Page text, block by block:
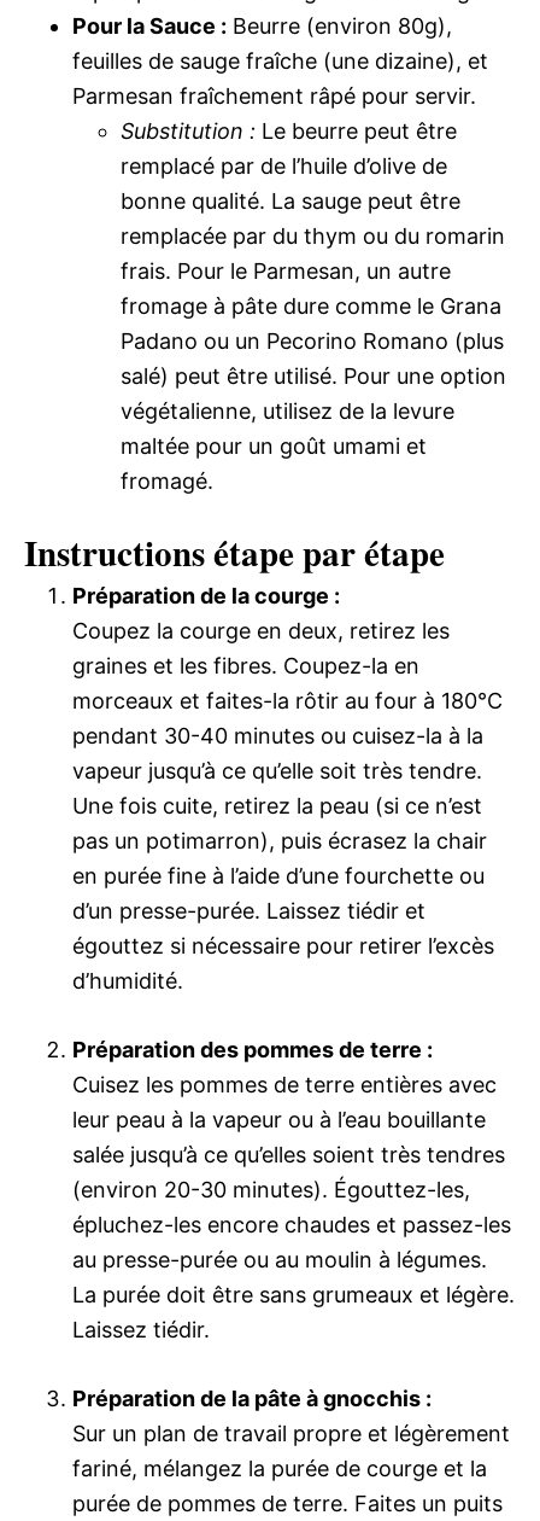
Pour la Sauce : Beurre (environ 80g),
feuilles de sauge fraîche (une dizaine), et
Parmesan fraîchement râpé pour servir.
Substitution : Le beurre peut être
remplacé par de l’huile d’olive de
bonne qualité. La sauge peut être
remplacée par du thym ou du romarin
frais. Pour le Parmesan, un autre
fromage à pâte dure comme le Grana
Padano ou un Pecorino Romano (plus
salé) peut être utilisé. Pour une option
végétalienne, utilisez de la levure
maltée pour un goût umami et
fromagé.
Instructions étape par étape
Préparation de la courge :
Coupez la courge en deux, retirez les
graines et les fibres. Coupez-la en
morceaux et faites-la rôtir au four à 180°C
pendant 30-40 minutes ou cuisez-la à la
vapeur jusqu’à ce qu’elle soit très tendre.
Une fois cuite, retirez la peau (si ce n’est
pas un potimarron), puis écrasez la chair
en purée fine à l’aide d’une fourchette ou
d’un presse-purée. Laissez tiédir et
égouttez si nécessaire pour retirer l’excès
d’humidité.
Préparation des pommes de terre :
Cuisez les pommes de terre entières avec
leur peau à la vapeur ou à l’eau bouillante
salée jusqu’à ce qu’elles soient très tendres
(environ 20-30 minutes). Égouttez-les,
épluchez-les encore chaudes et passez-les
au presse-purée ou au moulin à légumes.
La purée doit être sans grumeaux et légère.
Laissez tiédir.
Préparation de la pâte à gnocchis :
Sur un plan de travail propre et légèrement
fariné, mélangez la purée de courge et la
purée de pommes de terre. Faites un puits